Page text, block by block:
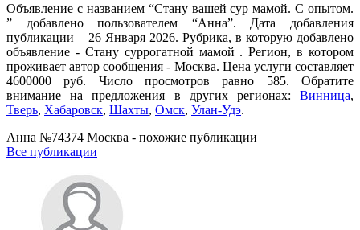
Объявление с названием “Стану вашей сур мамой. С опытом.
” добавлено пользователем “Анна”. Дата добавления
публикации – 26 Января 2026. Рубрика, в которую добавлено
объявление - Cтану суррогатной мамой . Регион, в котором
проживает автор сообщения - Москва. Цена услуги составляет
4600000 руб. Число просмотров равно 585. Обратите
внимание на предложения в других регионах: Винница,
Тверь, Хабаровск, Шахты, Омск, Улан-Удэ.
Анна №74374 Москва - похожие публикации
Все публикации